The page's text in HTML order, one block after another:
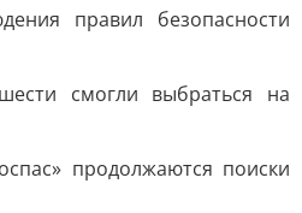
правил безопасности
смогли выбраться на
продолжаются поиски